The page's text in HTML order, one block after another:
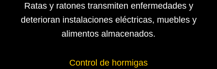
Ratas y ratones transmiten enfermedades y
deterioran instalaciones eléctricas, muebles y
alimentos almacenados.
Control de hormigas